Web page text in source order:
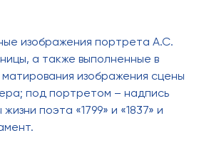
изображения портрета А.С.
а также выполненные в
матирования изображения сцены
под портретом – надпись
поэта «1799» и «1837» и